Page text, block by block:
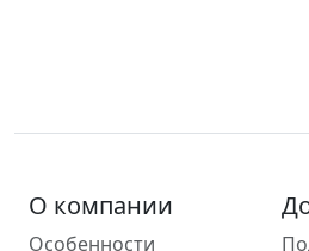
О компании
Особенности